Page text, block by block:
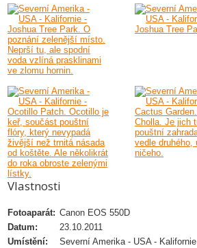
Vlastnosti
Fotoaparát: Canon EOS 550D
Datum:
23.10.2011
Umístění:
Severní Amerika - USA - Kalifornie